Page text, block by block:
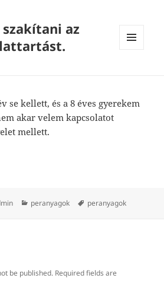
az
se kellett, és a 8 éves gyerekem
akar velem kapcsolatot
mellett.
Categories
peranyagok Tags
peranyagok
be published. Required fields are